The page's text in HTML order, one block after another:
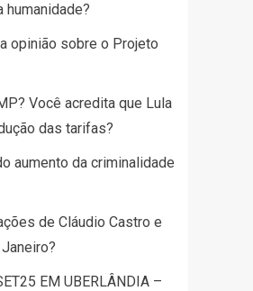
opinião sobre o Projeto
Você acredita que Lula
das tarifas?
aumento da criminalidade
de Cláudio Castro e
EM UBERLÂNDIA –